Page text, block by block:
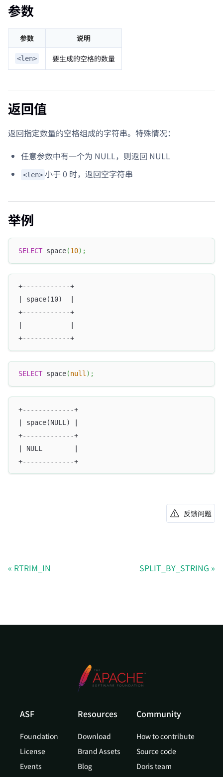
参数
参数 说明
<len> 要生成的空格的数量
返回值
返回指定数量的空格组成的字符串。特殊情况：
任意参数中有一个为 NULL，则返回 NULL
<len> 小于 0 时，返回空字符串
举例
SELECT space(10) ;
+------------+
| space(10)  |
+------------+
+------------+
SELECT space(null) ;
+-------------+
| space(NULL) |
+-------------+
| NULL        |
+-------------+
反馈问题
RTRIM_IN SPLIT_BY_STRING
ASF
Foundation
License
Events
Resources
Download
Brand Assets
Blog
Community
How to contribute
Source code
Doris team